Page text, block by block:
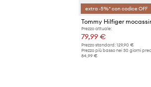
extra -5%* con codice OFF
Prezzo attuale:
79,99 €
Prezzo standard: 129,90 €
Prezzo più basso nei 30 giorni
84,99 €